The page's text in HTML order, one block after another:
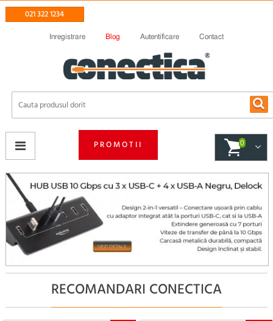
021 322 1234
Inregistrare Blog Autentificare Contact
PROMOTII 0
RECOMANDARI CONECTICA